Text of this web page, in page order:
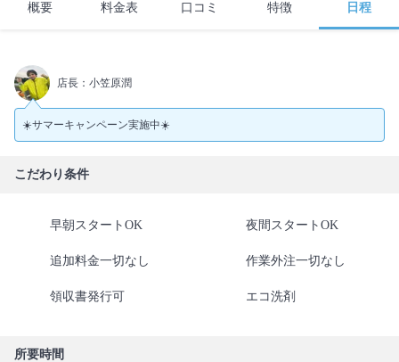
概要 料金表 口コミ 特徴 日程
店長：小笠原潤
☀️サマーキャンペーン実施中☀️
こだわり条件
早朝スタートOK 夜間スタートOK
追加料金一切なし 作業外注一切なし
領収書発行可 エコ洗剤
所要時間